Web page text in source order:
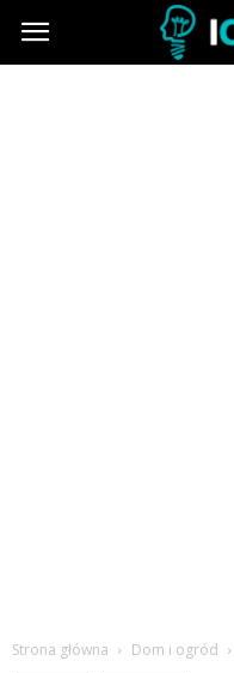
icotam.pl
Strona główna Dom i ogród